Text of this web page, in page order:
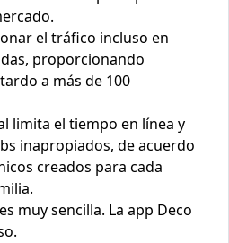
el tráfico incluso en
proporcionando
a más de 100
limita el tiempo en línea y
inapropiados, de acuerdo
creados para cada
muy sencilla. La app Deco